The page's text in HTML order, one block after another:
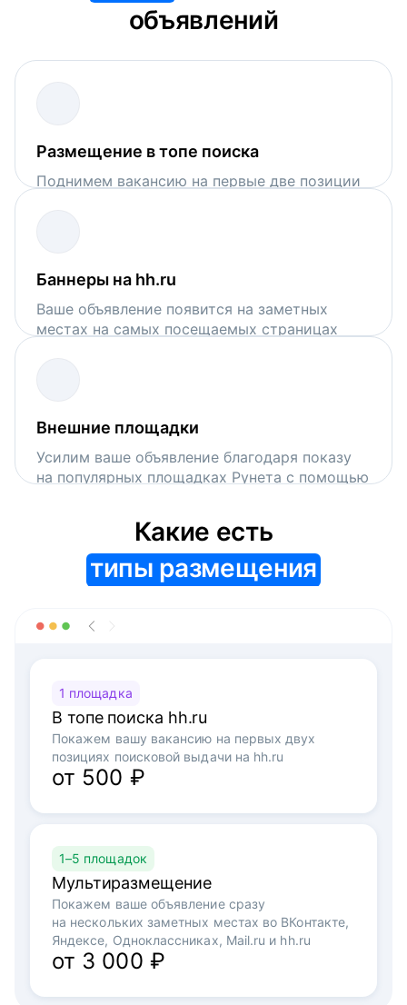
объявлений
Размещение в топе поиска
Поднимем вакансию на первые две позиции
Баннеры на hh.ru
Ваше объявление появится на заметных
местах на самых посещаемых страницах
Внешние площадки
Усилим ваше объявление благодаря показу
на популярных площадках Рунета с помощью
типы размещения
1 площадка
В топе поиска hh.ru
Покажем вашу вакансию на первых двух
позициях поисковой выдачи на hh.ru
от 500 ₽
1–5 площадок
Мультиразмещение
Покажем ваше объявление сразу
на нескольких заметных местах во ВКонтакте,
Яндексе, Одноклассниках, Mail.ru и hh.ru
от 3 000 ₽